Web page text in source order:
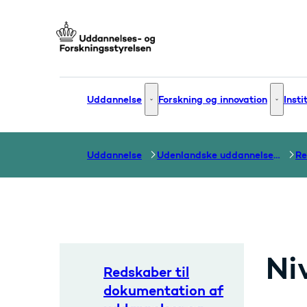
Uddannelse Uddannelse - Flere links
Forskning og innovation
Uddannelse Udenlandske uddannelser og dokumentation over grænser
Redskaber til
dokumentation af